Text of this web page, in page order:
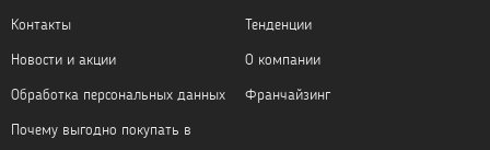
Контакты
Тенденции
Новости и акции
О компании
Обработка персональных данных
Франчайзинг
Почему выгодно покупать в